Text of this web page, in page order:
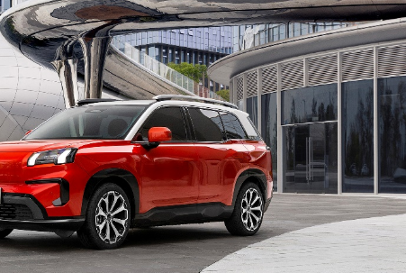
Contact us
Subscription Plans
My account